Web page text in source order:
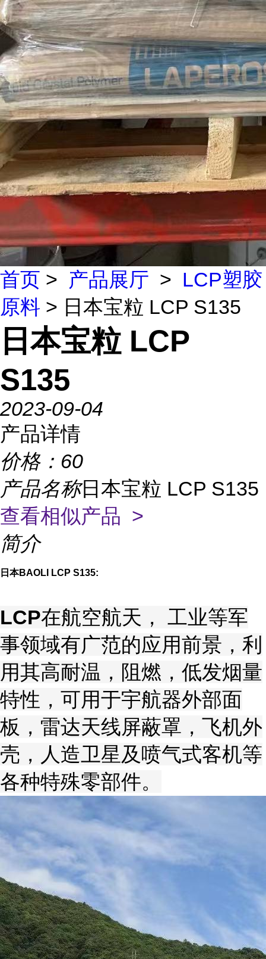
首页 > 产品展厅 > LCP塑胶
原料 > 日本宝粒 LCP S135
日本宝粒 LCP
S135
2023-09-04
产品详情
价格： 60
产品名称日本宝粒 LCP S135
查看相似产品 >
简介
日本BAOLI LCP S135:
LCP在航空航天， 工业等军
事领域有广范的应用前景，利
用其高耐温，阻燃，低发烟量
特性，可用于宇航器外部面
板，雷达天线屏蔽罩，飞机外
壳，人造卫星及喷气式客机等
各种特殊零部件。